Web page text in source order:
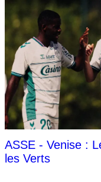
ASSE - Venise :
les Verts